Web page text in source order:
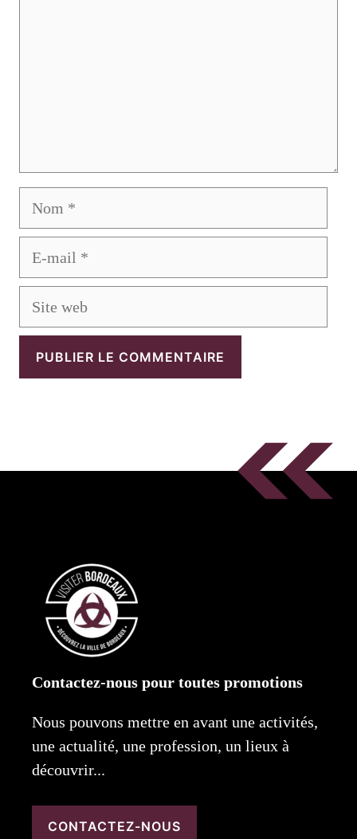
Contactez-nous pour toutes promotions
Nous pouvons mettre en avant une activités,
une actualité, une profession, un lieux à
découvrir...
CONTACTEZ-NOUS